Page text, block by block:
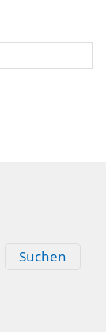
Suchen